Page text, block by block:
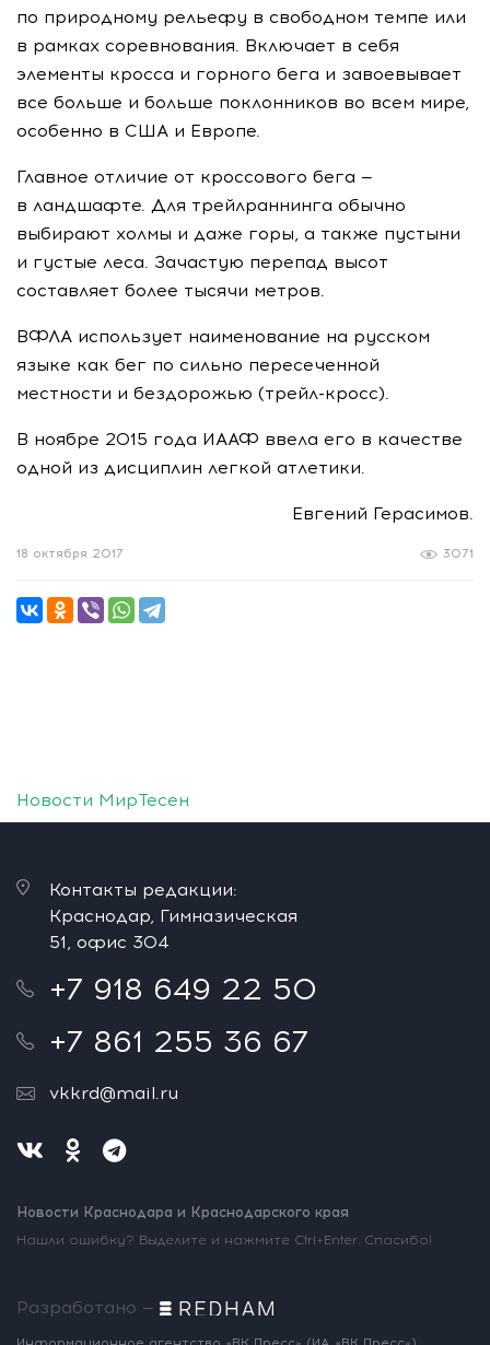
по природному рельефу в свободном темпе или
в рамках соревнования. Включает в себя
элементы кросса и горного бега и завоевывает
все больше и больше поклонников во всем мире,
особенно в США и Европе.
Главное отличие от кроссового бега —
в ландшафте. Для трейлраннинга обычно
выбирают холмы и даже горы, а также пустыни
и густые леса. Зачастую перепад высот
составляет более тысячи метров.
ВФЛА использует наименование на русском
языке как бег по сильно пересеченной
местности и бездорожью (трейл-кросс).
В ноябре 2015 года ИААФ ввела его в качестве
одной из дисциплин легкой атлетики.
Евгений Герасимов.
3071
18 октября 2017
Новости МирТесен
Контакты редакции:
Краснодар, Гимназическая
51, офис 304
+7 918 649 22 50
+7 861 255 36 67
vkkrd@mail.ru
Новости Краснодара и Краснодарского края
Нашли ошибку? Выделите и нажмите Ctrl+Enter. Спасибо!
Разработано —